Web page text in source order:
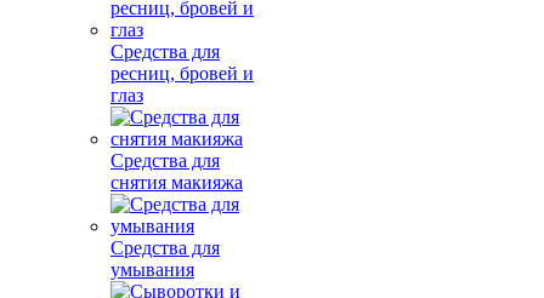
Средства для
ресниц, бровей и
глаз
Средства для
снятия макияжа
Средства для
умывания